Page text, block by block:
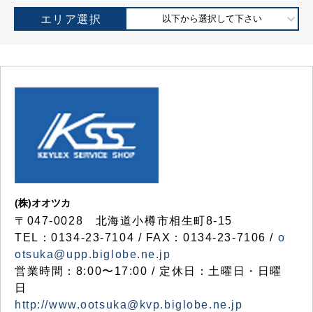
エリア選択 以下から選択して下さい
(株)オオツカ
〒047-0028 北海道小樽市相生町8-15
TEL：0134-23-7104 / FAX：0134-23-7106 / o
otsuka@upp.biglobe.ne.jp
営業時間：8:00〜17:00 / 定休日：土曜日・日曜
日
http://www.ootsuka@kvp.biglobe.ne.jp